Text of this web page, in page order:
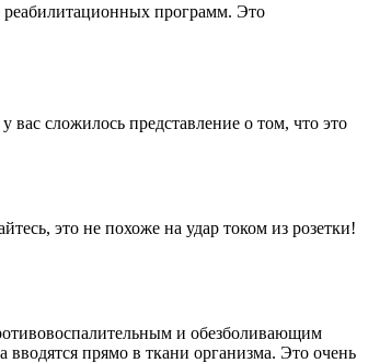
реабилитационных программ. Это
сложилось представление о том, что это
это не похоже на удар током из розетки!
и обезболивающим
прямо в ткани организма. Это очень